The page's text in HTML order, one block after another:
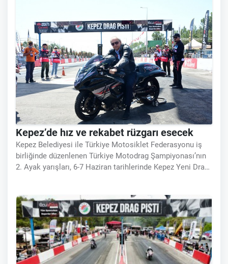
Kepez’de hız ve rekabet rüzgarı esecek
Kepez Belediyesi ile Türkiye Motosiklet Federasyonu iş
birliğinde düzenlenen Türkiye Motodrag Şampiyonası’nın
2. Ayak yarışları, 6-7 Haziran tarihlerinde Kepez Yeni Drag